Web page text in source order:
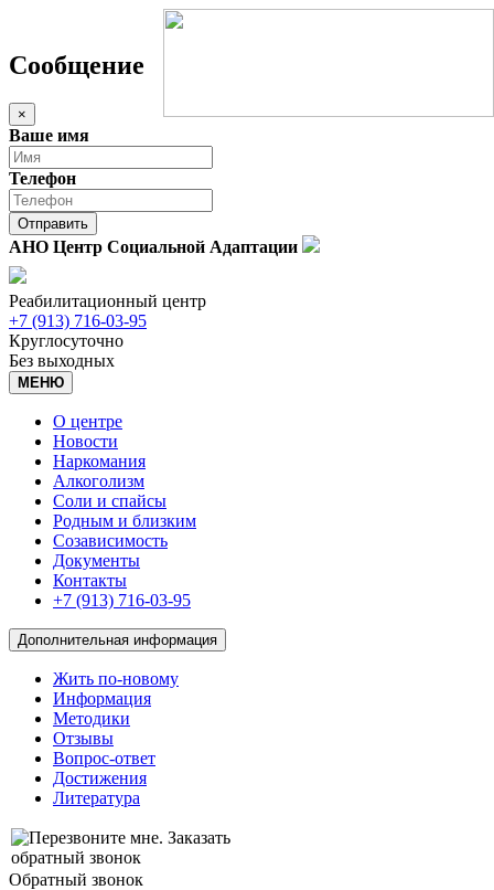
Сообщение
×
Ваше имя
Телефон
Отправить
АНО Центр Социальной Адаптации
Реабилитационный центр
+7 (913) 716-03-95
Круглосуточно
Без выходных
МЕНЮ
О центре
Новости
Наркомания
Алкоголизм
Соли и спайсы
Родным и близким
Созависимость
Документы
Контакты
+7 (913) 716-03-95
Дополнительная информация
Жить по-новому
Информация
Методики
Отзывы
Вопрос-ответ
Достижения
Литература
Обратный звонок